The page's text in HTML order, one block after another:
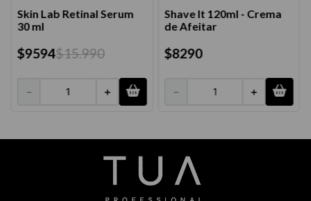
Skin Lab Retinal Serum
30 ml
$9594$15.990
＋
－
Shave It 120ml - Crema
de Afeitar
$8290
＋
－